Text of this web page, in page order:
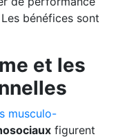
bénéfices sont
et les
musculo-
figurent